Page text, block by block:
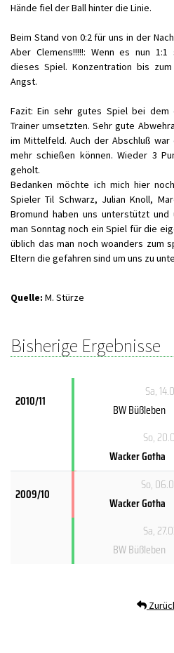
Hände fiel der Ball hinter die Linie.
Beim Stand von 0:2 für uns in der
Aber Clemens!!!!!: Wenn es nun 1:1
dieses Spiel. Konzentration bis
Angst.
Fazit: Ein sehr gutes Spiel bei
Trainer umsetzten. Sehr gute
im Mittelfeld. Auch der Abschluß
mehr schießen können. Wieder 3
geholt.
Bedanken möchte ich mich hier
Spieler Til Schwarz, Julian Knoll,
Bromund haben uns unterstützt
man Sonntag noch ein Spiel für die
üblich das man noch woanders zum
Eltern die gefahren sind um uns zu
Quelle: M. Stürze
Bisherige Ergebnisse
2010/11
Sa,
BW Büßleben
So,
Wacker Gotha
2009/10
So,
Wacker Gotha
Sa,
BW Büßleben